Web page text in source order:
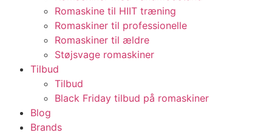
Romaskine til HIIT træning
Romaskiner til professionelle
Romaskiner til ældre
Støjsvage romaskiner
Tilbud
Tilbud
Black Friday tilbud på romaskiner
Blog
Brands